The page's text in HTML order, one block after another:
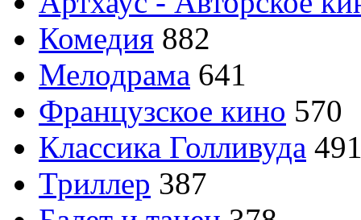
Комедия 882
Мелодрама 641
Французское кино 570
Классика Голливуда
Триллер 387